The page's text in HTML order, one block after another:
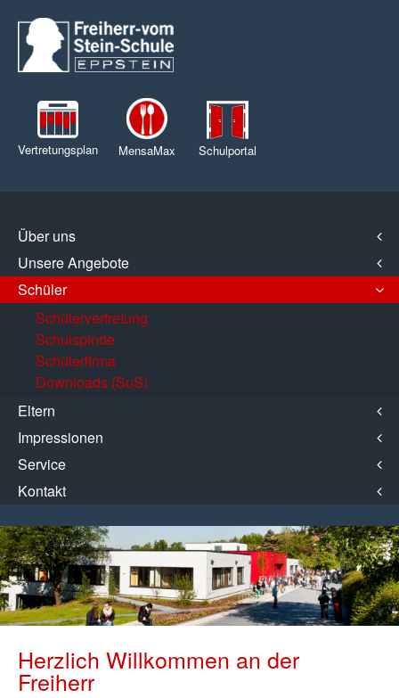
Vertretungsplan MensaMax Schulportal
Über uns
Unsere Angebote
Schüler
Schülervertretung
Schulspinde
Schülerfirma
Downloads (SuS)
Eltern
Impressionen
Service
Kontakt
Herzlich Willkommen an der
Freiherr